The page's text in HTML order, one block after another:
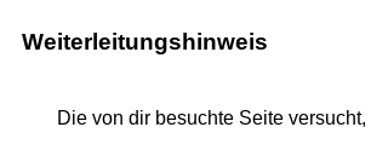
Weiterleitungshinweis
Die von dir besuchte Seite versucht,